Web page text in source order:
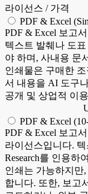
라이선스 / 가격
PDF & Excel
PDF & Excel 보고
텍스트 발췌나 도표
야 하며, 사내용 문
인쇄물은 구매한
서 내용을 AI 도구
공개 및 상업적 이
PDF & Excel
PDF & Excel 보고
라이선스입니다.
Research를 인용하
인쇄는 가능하지만
합니다. 또한, 보고